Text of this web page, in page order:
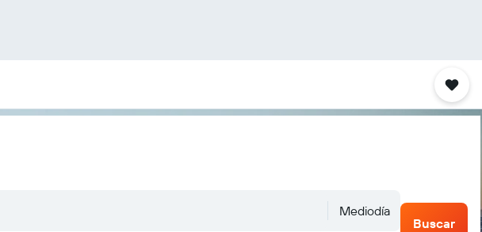
Mediodía
Buscar